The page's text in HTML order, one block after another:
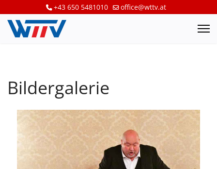
+43 650 5481010 office@wttv.at
Bildergalerie